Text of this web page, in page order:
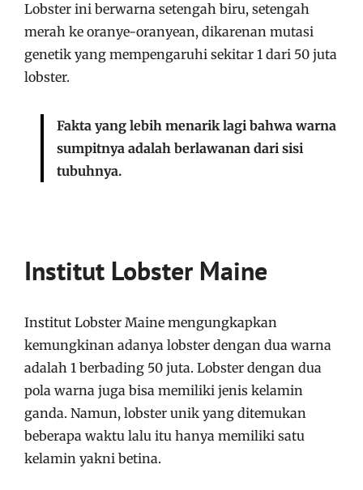
Lobster ini berwarna setengah biru, setengah
merah ke oranye-oranyean, dikarenan mutasi
genetik yang mempengaruhi sekitar 1 dari 50 juta
lobster.
Fakta yang lebih menarik lagi bahwa warna
sumpitnya adalah berlawanan dari sisi
tubuhnya.
Institut Lobster Maine
Institut Lobster Maine mengungkapkan
kemungkinan adanya lobster dengan dua warna
adalah 1 berbading 50 juta. Lobster dengan dua
pola warna juga bisa memiliki jenis kelamin
ganda. Namun, lobster unik yang ditemukan
beberapa waktu lalu itu hanya memiliki satu
kelamin yakni betina.